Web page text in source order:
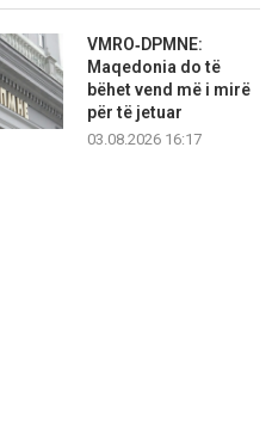
VMRO‑DPMNE:
Maqedonia do të
bëhet vend më i mirë
për të jetuar
03.08.2026 16:17